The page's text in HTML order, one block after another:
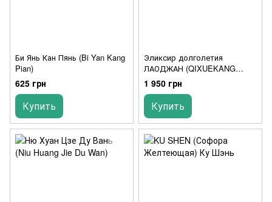
Би Янь Кан Пянь (Bi Yan Kang
Pian)
625 грн
Купить
Эликсир долголетия
ЛАОДЖАН (QIXUEKANG
KOUFUYE)
1 950 грн
Купить